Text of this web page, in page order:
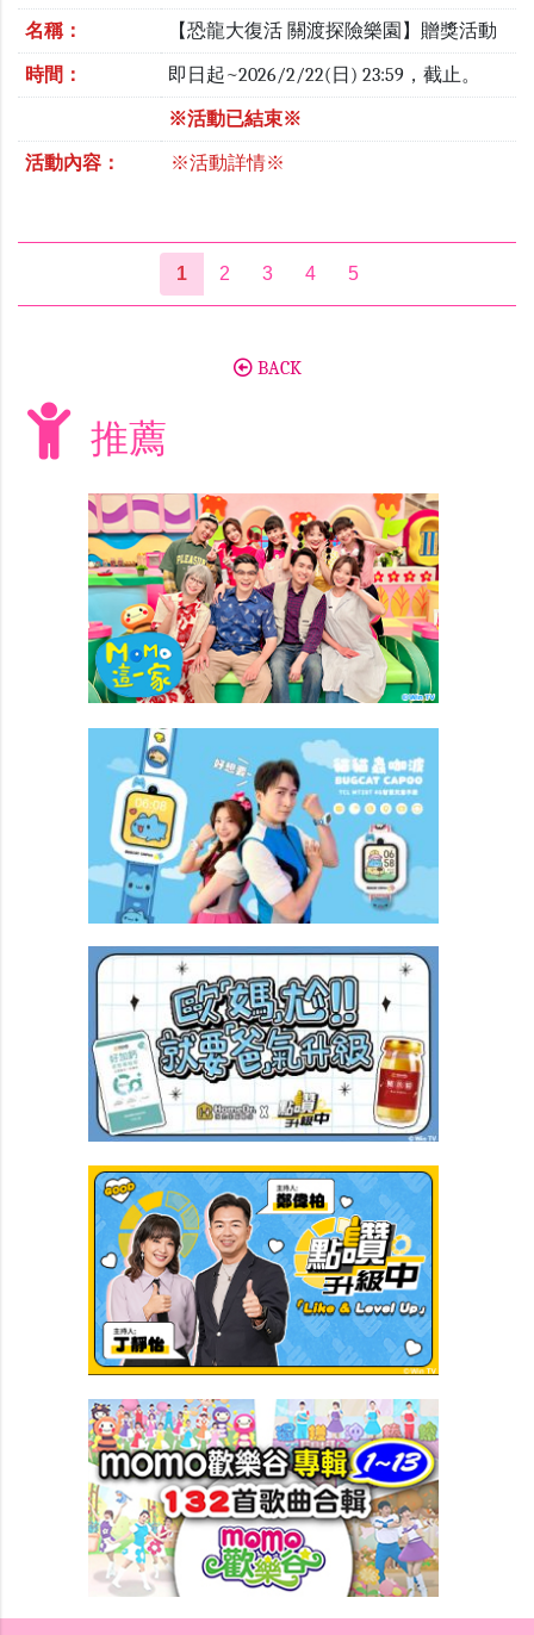
名稱： 【恐龍大復活 關渡探險樂園】贈獎活動
時間： 即日起~2026/2/22(日) 23:59，截止。
※活動已結束※
活動內容： ※活動詳情※
1 2 3 4 5
BACK
推薦